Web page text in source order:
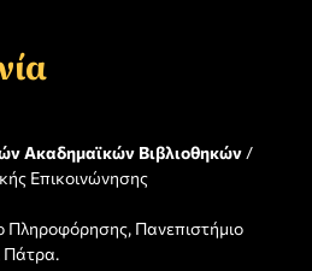
Ακαδημαϊκών Βιβλιοθηκών /
Επικοινώνησης
Πληροφόρησης, Πανεπιστήμιο
Πάτρα.